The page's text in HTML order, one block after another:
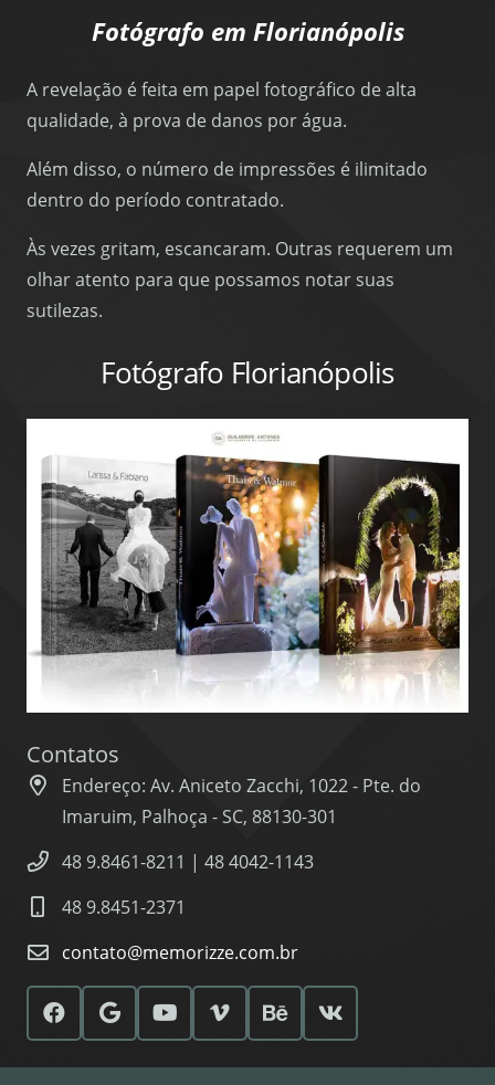
Fotógrafo em Florianópolis
A revelação é feita em papel fotográfico de alta
qualidade, à prova de danos por água.
Além disso, o número de impressões é ilimitado
dentro do período contratado.
Às vezes gritam, escancaram. Outras requerem um
olhar atento para que possamos notar suas
sutilezas.
Fotógrafo Florianópolis
Contatos
Endereço: Av. Aniceto Zacchi, 1022 - Pte. do
Imaruim, Palhoça - SC, 88130-301
48 9.8461-8211 | 48 4042-1143
48 9.8451-2371
contato@memorizze.com.br